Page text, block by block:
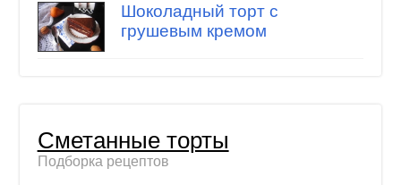
Шоколадный торт с
грушевым кремом
Сметанные торты
Подборка рецептов